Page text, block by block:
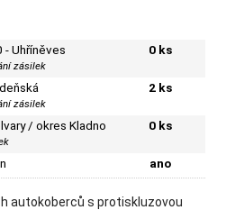
- Uhříněves
zásilek
0 ks
zásilek
2 ks
/ okres Kladno 0 ks
ano
autokoberců s protiskluzovou